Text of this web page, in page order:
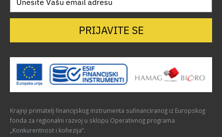
PRIJAVITE SE
Krajnji primatelj financijskog instrumenta sufinanciranog iz Europskog
fonda za regionalni razvoj u sklopu Operativnog programa
„Konkurentnost i kohezija“.